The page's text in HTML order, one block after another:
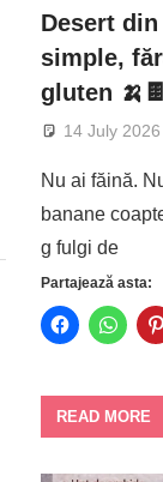
Desert
simple,
gluten 🍌🍫
14 July 2026
Nu ai făină.
banane
g fulgi de
Partajează asta:
READ MORE